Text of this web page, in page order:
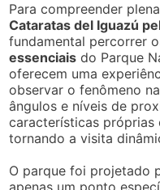
Para compreender
Cataratas del Iguazú
fundamental percorrer
essenciais do Parque
oferecem uma
observar o fenômeno
ângulos e níveis de
características próprias
tornando a visita
O parque foi projetado